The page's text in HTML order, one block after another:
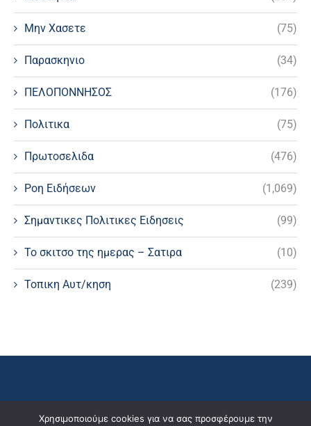
Μην Χασετε (75)
Παρασκηνιο (34)
ΠΕΛΟΠΟΝΝΗΣΟΣ (176)
Πολιτικα (75)
Πρωτοσελιδα (476)
Ροη Ειδήσεων (1,069)
Σημαντικες Πολιτικες Ειδησεις (99)
Το σκιτσο της ημερας – Σατιρα (10)
Τοπικη Αυτ/κηση (239)
Χρησιμοποιούμε cookies για να σας προσφέρουμε την